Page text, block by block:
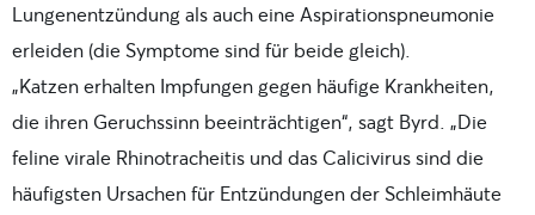
Lungenentzündung als auch eine Aspirationspneumonie
erleiden (die Symptome sind für beide gleich).
„Katzen erhalten Impfungen gegen häufige Krankheiten,
die ihren Geruchssinn beeinträchtigen“, sagt Byrd. „Die
feline virale Rhinotracheitis und das Calicivirus sind die
häufigsten Ursachen für Entzündungen der Schleimhäute